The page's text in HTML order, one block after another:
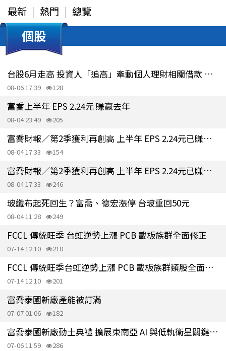
最新 熱門 總覽
個股
台股6月走高 投資人「追高」牽動個人理財相關借款 月增近2千億
08-06 17:39 128
富喬上半年 EPS 2.24元 賺贏去年
08-04 23:49 205
富喬財報／第2季獲利再創高 上半年 EPS 2.24元已賺贏去年全年
08-04 17:33 154
富喬財報／第2季獲利再創高 上半年 EPS 2.24元已賺贏去年全年
08-04 17:33 246
玻纖布起死回生？富喬、德宏漲停 台玻重回50元
08-04 11:28 249
FCCL 傳統旺季 台虹逆勢上漲 PCB 載板族群全面修正
07-14 12:10 210
FCCL 傳統旺季台虹逆勢上漲 PCB 載板族群類股全面修正
07-14 12:10 201
富喬泰國新廠產能被訂滿
07-07 01:06 182
富喬泰國新廠動土典禮 擴展東南亞 AI 與低軌衛星關鍵材料
07-06 11:59 286